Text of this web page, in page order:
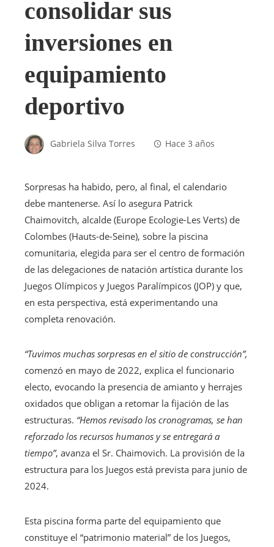
consolidar sus
inversiones en
equipamiento
deportivo
Gabriela Silva Torres Hace 3 años
Sorpresas ha habido, pero, al final, el calendario
debe mantenerse. Así lo asegura Patrick
Chaimovitch, alcalde (Europe Ecologie-Les Verts) de
Colombes (Hauts-de-Seine), sobre la piscina
comunitaria, elegida para ser el centro de formación
de las delegaciones de natación artística durante los
Juegos Olímpicos y Juegos Paralímpicos (JOP) y que,
en esta perspectiva, está experimentando una
completa renovación.
“Tuvimos muchas sorpresas en el sitio de construcción”,
comenzó en mayo de 2022, explica el funcionario
electo, evocando la presencia de amianto y herrajes
oxidados que obligan a retomar la fijación de las
estructuras. “Hemos revisado los cronogramas, se han
reforzado los recursos humanos y se entregará a
tiempo”, avanza el Sr. Chaimovich. La provisión de la
estructura para los Juegos está prevista para junio de
2024.
Esta piscina forma parte del equipamiento que
constituye el “patrimonio material” de los Juegos,